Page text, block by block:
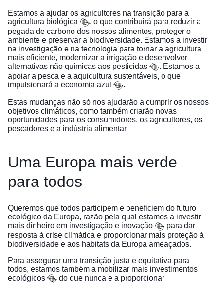
Estamos a ajudar os agricultores na transição para a
agricultura biológica
, o que contribuirá para reduzir a
pegada de carbono dos nossos alimentos, proteger o
ambiente e preservar a biodiversidade. Estamos a investir
na investigação e na tecnologia para tornar a agricultura
mais eficiente, modernizar a irrigação e desenvolver
alternativas não químicas aos pesticidas
. Estamos a
apoiar a pesca e a aquicultura sustentáveis, o que
impulsionará a economia azul .
Estas mudanças não só nos ajudarão a cumprir os nossos
objetivos climáticos, como também criarão novas
oportunidades para os consumidores, os agricultores, os
pescadores e a indústria alimentar.
Uma Europa mais verde
para todos
Queremos que todos participem e beneficiem do futuro
ecológico da Europa, razão pela qual estamos a investir
mais dinheiro em investigação e inovação
para dar
resposta à crise climática e proporcionar mais proteção à
biodiversidade e aos habitats da Europa ameaçados.
Para assegurar uma transição justa e equitativa para
todos, estamos também a mobilizar mais investimentos
ecológicos
do que nunca e a proporcionar